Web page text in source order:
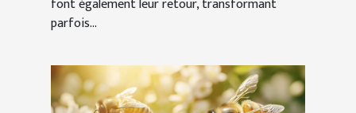
font également leur retour, transformant
parfois...